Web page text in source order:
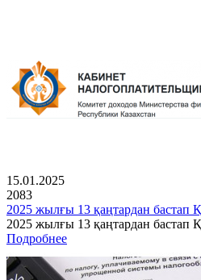
15.01.2025
2083
2025 жылғы 13 қаңтардан бастап
2025 жылғы 13 қаңтардан бастап
Подробнее